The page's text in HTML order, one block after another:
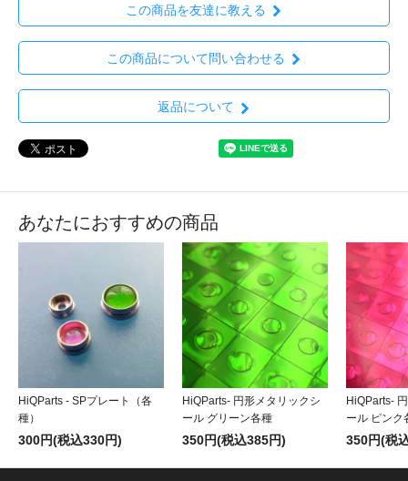
この商品を友達に教える
この商品について問い合わせる
返品について
あなたにおすすめの商品
HiQParts - SPプレート（各
種）
300円(税込330円)
HiQParts- 円形メタリックシ
ール グリーン各種
350円(税込385円)
HiQParts-
ール ピンク
350円(税